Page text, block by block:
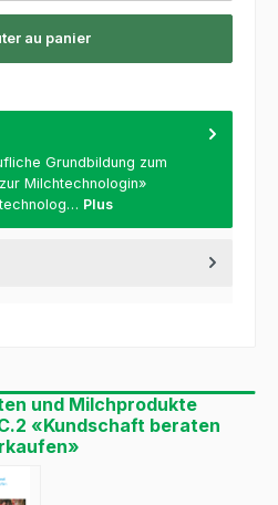
au panier
Grundbildung zum
Milchtechnologin»
Plus
und Milchprodukte
«Kundschaft beraten